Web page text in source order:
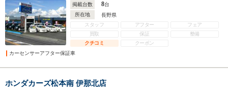
掲載台数 8台
所在地
長野県
スタッフ
アフター
フェア
買取
保証
整備
クチコミ
クーポン
カーセンサーアフター保証車
ホンダカーズ松本南 伊那北店